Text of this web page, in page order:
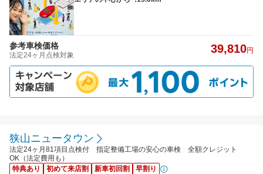
参考車検価格
法定24ヶ月点検対象 39,810円
狭山ニュータウン
法定24ヶ月81項目点検付 指定整備工場の安心の車検 全額クレジット
OK（法定費用も）
特典あり
初めて来店割 新車初回割
早割り